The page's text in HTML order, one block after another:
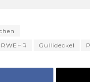
Gullideckel